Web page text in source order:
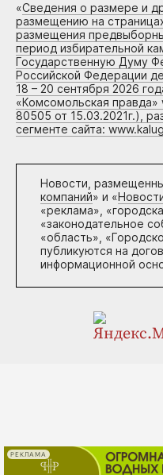
«Сведения о размере и
размещению на
размещения
период избирательной
Государственную Думу
Российской Федерации
18 – 20 сентября 2026
«Комсомольская
80505 от 15.03.2021г.),
сегменте сайта:
Новости,
компаний» и «
«реклама»,
«законодательное
«область»,
публикуются на
информационной
РЕКЛАМА